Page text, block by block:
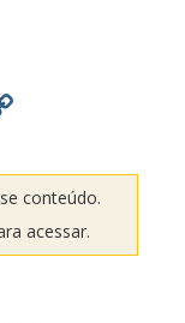
conteúdo.
acessar.